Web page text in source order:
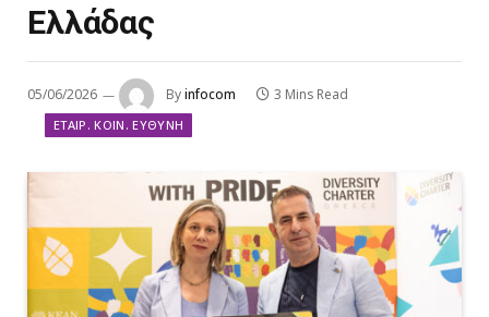
Ελλάδας
05/06/2026 Byinfocom 3 Mins Read
ΕΤΑΙΡ. ΚΟΙΝ. ΕΥΘΎΝΗ